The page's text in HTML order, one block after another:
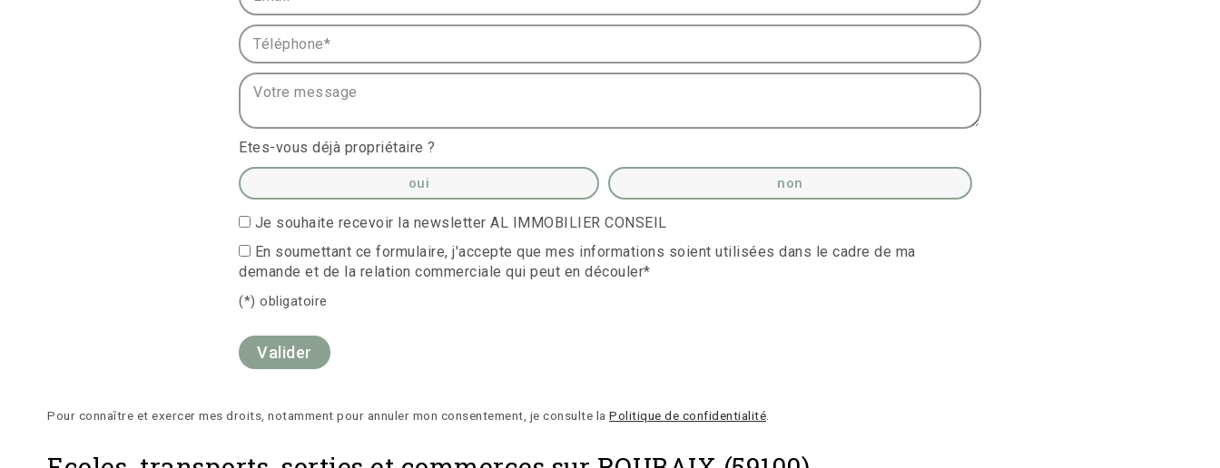
Téléphone* :
Votre message :
Etes-vous déjà propriétaire ?
oui non
Je souhaite recevoir la newsletter AL IMMOBILIER CONSEIL
En soumettant ce formulaire, j'accepte que mes informations soient utilisées dans le cadre de ma
demande et de la relation commerciale qui peut en découler*
(*) obligatoire
Pour connaître et exercer mes droits, notamment pour annuler mon consentement, je consulte la Politique de confidentialité.